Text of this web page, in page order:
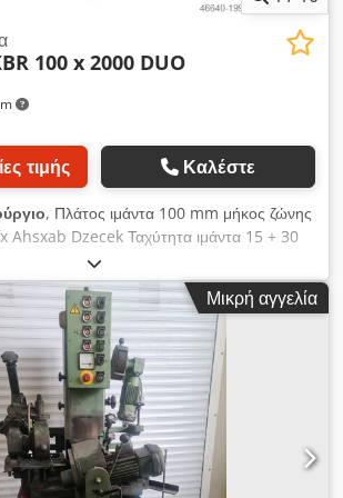
100 x 2000 DUO
τιμής Καλέστε
, Πλάτος ιμάντα 100 mm μήκος ζώνης
Dzecek Ταχύτητα ιμάντα 15 + 30
20 - 76 mm Ρυθμιζόμενη γωνία από -
Διάμετρος ακροφυσίου αναρρόφησης 2 x
κινητήρα: 1420 / 2660 στροφές ανά λεπτό
λείανσης 400 x 100 mm Συνολική
/ 3,3 kW Βάρος μηχανήματος περίπου
Μ-Π-Υ 750 x 1400 x 1200 mm Το KBR 100
πολυλειτουργικό μηχάνημα λείανσης. για
και προφίλ στο μπροστινό μέρος, για
ακμών, επιφανειών και για
στην πίσω πλευρά, καθώς και για
λείανση στην επάνω πλευρά του
Μικρή αγγελία